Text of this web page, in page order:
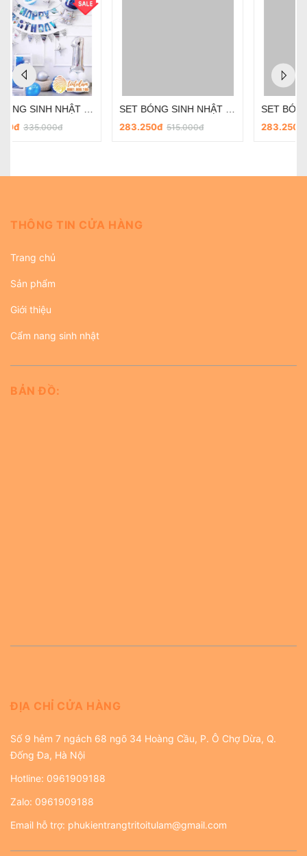
SET BÓNG SINH NHẬT - CHỦ ĐỀ PHI HÀNH GIA SD-R030
283.250đ
SET BÓNG SINH NHẬT - CHỦ ĐỀ PHI HÀNH GIA SD-R018
283.250đ
THÔNG TIN CỬA HÀNG
Trang chủ
Sản phẩm
Giới thiệu
Cẩm nang sinh nhật
BẢN ĐỒ:
ĐỊA CHỈ CỬA HÀNG
Số 9 hẻm 7 ngách 68 ngõ 34 Hoàng Cầu, P. Ô Chợ Dừa, Q.
Đống Đa, Hà Nội
Hotline: 0961909188
Zalo: 0961909188
Email hỗ trợ: phukientrangtritoitulam@gmail.com